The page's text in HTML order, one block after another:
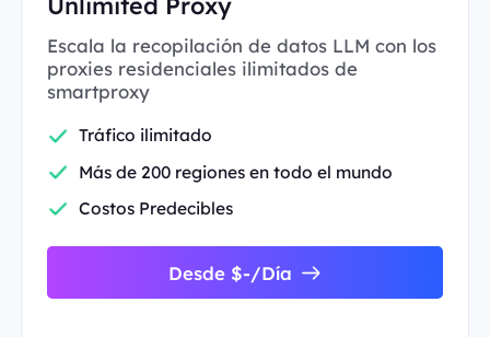
Escala la recopilación de datos LLM con los
proxies residenciales ilimitados de
smartproxy
Tráfico ilimitado
Más de 200 regiones en todo el mundo
Costos Predecibles
Desde $-/Día